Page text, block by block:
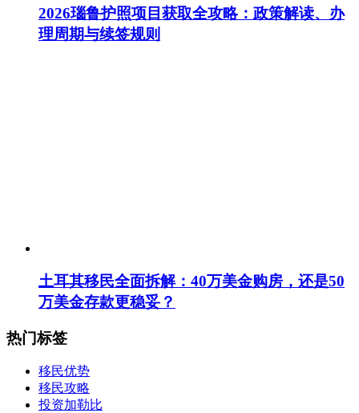
2026瑙鲁护照项目获取全攻略：政策解读、办
理周期与续签规则
土耳其移民全面拆解：40万美金购房，还是50
万美金存款更稳妥？
热门标签
移民优势
移民攻略
投资加勒比